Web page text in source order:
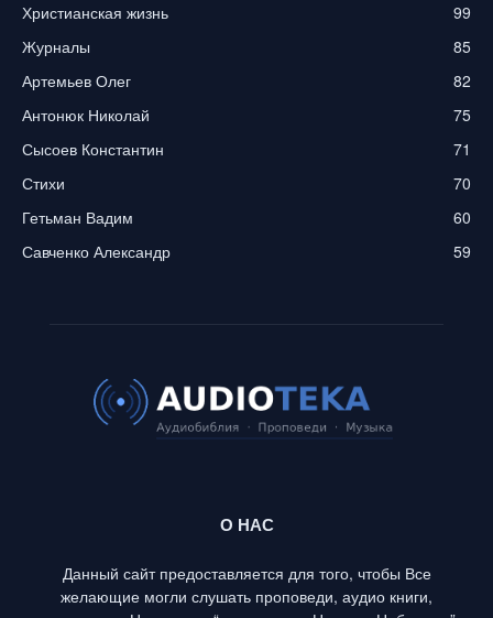
Христианская жизнь
99
Журналы
85
Артемьев Олег
82
Антонюк Николай
75
Сысоев Константин
71
Стихи
70
Гетьман Вадим
60
Савченко Александр
59
О НАС
Данный сайт предоставляется для того, чтобы Все
желающие могли слушать проповеди, аудио книги,